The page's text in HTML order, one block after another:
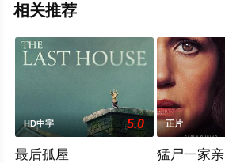
相关推荐
HD中字 5.0
最后孤屋
正片
猛尸一家亲